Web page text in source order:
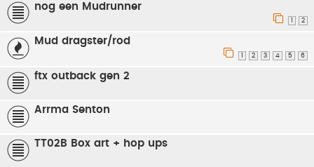
nog een Mudrunner
2
Mud dragster/rod
2 3 4 5 6
ftx outback gen 2
Arrma Senton
TT02B Box art + hop ups